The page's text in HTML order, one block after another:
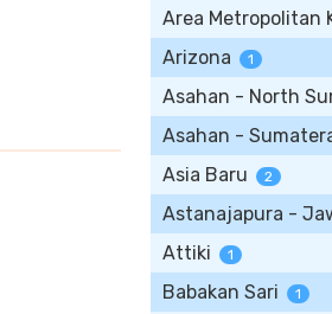
Area Metropolitan
Arizona 1
Asahan - North
Asahan -
Asia Baru 2
Astanajapura -
Attiki 1
Babakan Sari 1